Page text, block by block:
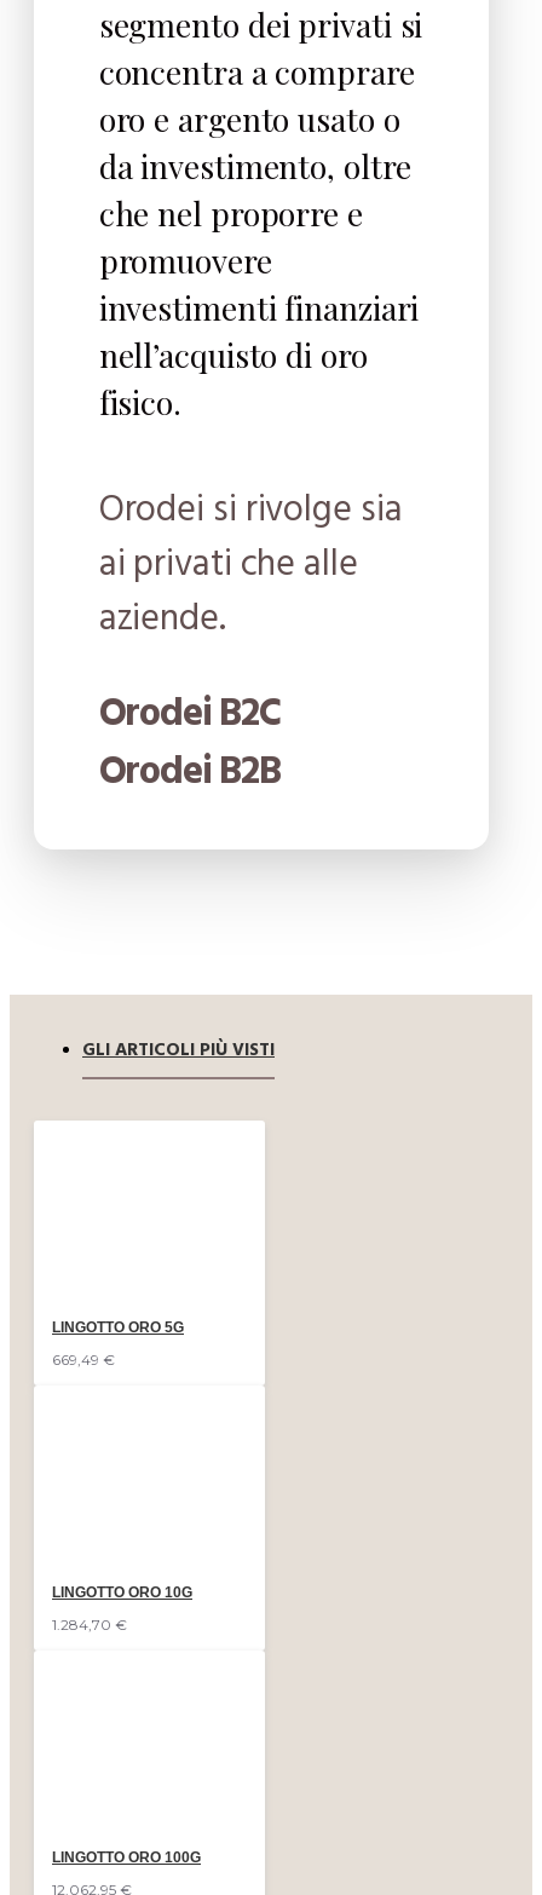
segmento dei privati si
concentra a comprare
oro e argento usato o
da investimento, oltre
che nel proporre e
promuovere
investimenti finanziari
nell’acquisto di oro
fisico.
Orodei si rivolge sia
ai privati che alle
aziende.
Orodei B2C
Orodei B2B
GLI ARTICOLI PIÙ VISTI
LINGOTTO ORO 5G
669,49 €
LINGOTTO ORO 10G
1.284,70 €
LINGOTTO ORO 100G
12.062,95 €